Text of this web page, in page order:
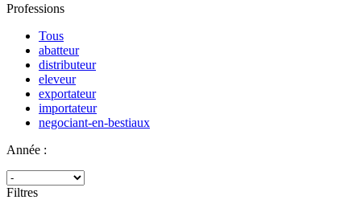
Professions
Tous
abatteur
distributeur
eleveur
exportateur
importateur
negociant-en-bestiaux
Année :
Filtres